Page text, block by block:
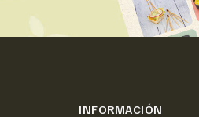
INFORMACIÓN